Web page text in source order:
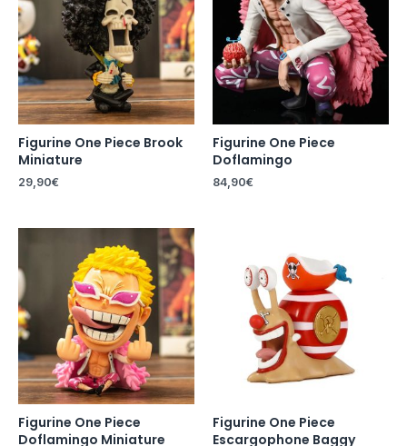
Figurine One Piece Brook
Miniature
29,90€
Figurine One Piece
Doflamingo
84,90€
Figurine One Piece
Doflamingo Miniature
Figurine One Piece
Escargophone Baggy